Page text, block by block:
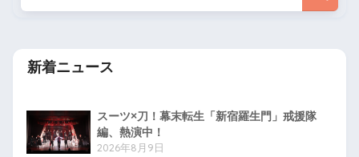
新着ニュース
スーツ×刀！幕末転生「新宿羅生門」戒援隊
編、熱演中！
2026年8月9日